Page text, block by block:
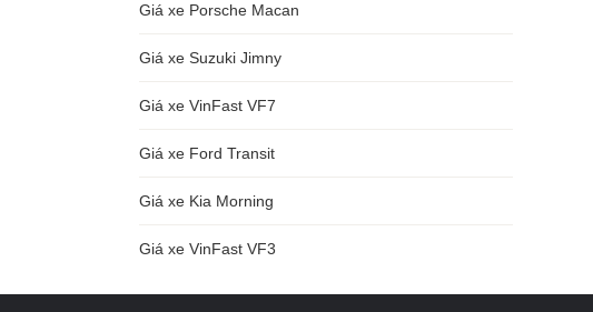
Giá xe Porsche Macan
Giá xe Suzuki Jimny
Giá xe VinFast VF7
Giá xe Ford Transit
Giá xe Kia Morning
Giá xe VinFast VF3